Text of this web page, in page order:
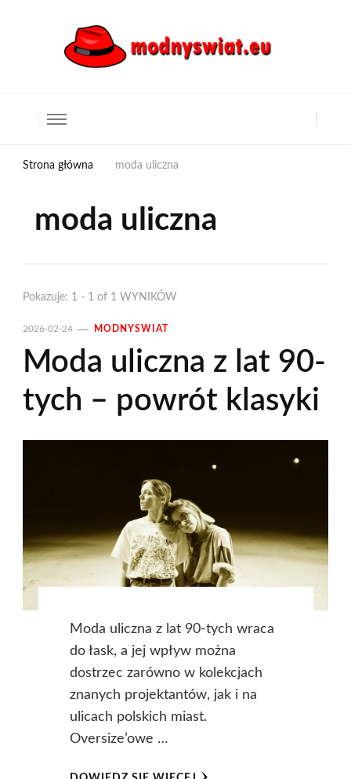
Strona główna moda uliczna
moda uliczna
Pokazuje: 1 - 1 of 1 WYNIKÓW
2026-02-24 MODNYSWIAT
Moda uliczna z lat 90-
tych – powrót klasyki
Moda uliczna z lat 90-tych wraca
do łask, a jej wpływ można
dostrzec zarówno w kolekcjach
znanych projektantów, jak i na
ulicach polskich miast.
Oversize’owe …